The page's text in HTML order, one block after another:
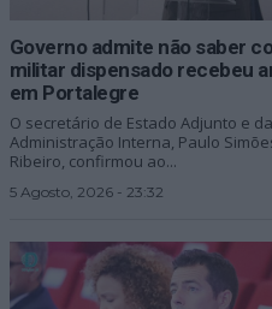
Governo admite não saber
militar dispensado recebeu
em Portalegre
O secretário de Estado Adjunto e da
Administração Interna, Paulo
Ribeiro, confirmou ao...
5 Agosto, 2026 - 23:32